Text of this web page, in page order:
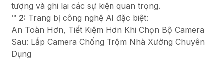
tượng và ghi lại các sự kiện quan trọng.
™️ 2: Trang bị công nghệ AI đặc biệt:
An Toàn Hơn, Tiết Kiệm Hơn Khi Chọn Bộ Camera
Sau: Lắp Camera Chống Trộm Nhà Xưởng Chuyên
Dụng